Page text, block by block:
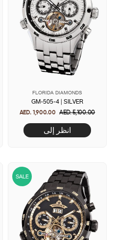
FLORIDA DIAMONDS
GM-505-4 | SILVER
AED. 1,900.00 Regular
price
AED. 5,100.00Sale
انظر إلى
SALE